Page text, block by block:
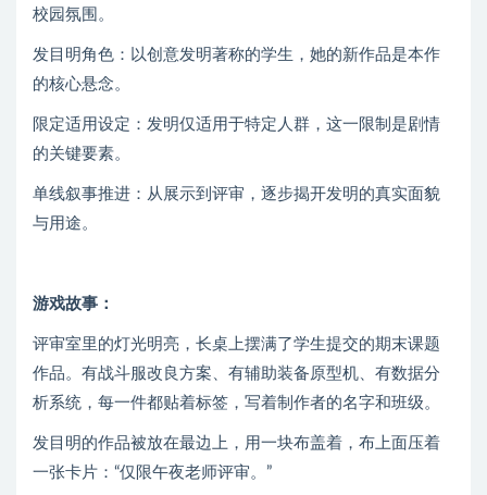
校园氛围。
发目明角色：以创意发明著称的学生，她的新作品是本作
的核心悬念。
限定适用设定：发明仅适用于特定人群，这一限制是剧情
的关键要素。
单线叙事推进：从展示到评审，逐步揭开发明的真实面貌
与用途。
游戏故事：
评审室里的灯光明亮，长桌上摆满了学生提交的期末课题
作品。有战斗服改良方案、有辅助装备原型机、有数据分
析系统，每一件都贴着标签，写着制作者的名字和班级。
发目明的作品被放在最边上，用一块布盖着，布上面压着
一张卡片：“仅限午夜老师评审。”